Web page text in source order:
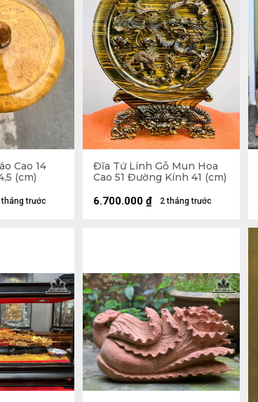
Cao 14
(cm)
tháng trước
Đĩa Tứ Linh Gỗ Mun Hoa
Cao 51 Đường Kính 41 (cm)
2 tháng trước
6.700.000 ₫